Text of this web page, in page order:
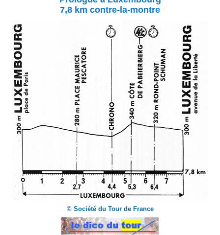
7,8 km contre-la-montre
© Société du Tour de France